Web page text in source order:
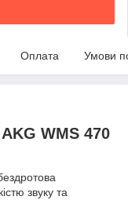
Оплата Умови
WMS 470
звуку та